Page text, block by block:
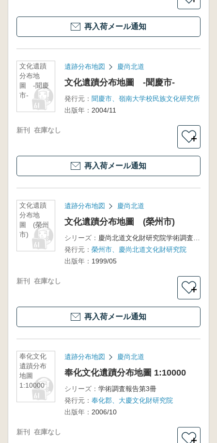
再入荷メール通知
文化遺蹟
分布地
圖 -聞慶
市-
遺跡分布地図 慶尚北道
文化遺蹟分布地圖 -聞慶市-
発行元： 聞慶市、嶺南大学校民族文化研究所
出版年： 2004/11
新刊 在庫なし
＋
再入荷メール通知
文化遺蹟
分布地
圖 (榮州
市)
遺跡分布地図 慶尚北道
文化遺蹟分布地圖 (榮州市)
シリーズ：
発行元： 榮州市、慶尚北道文化財研究院
出版年： 1999/05
新刊 在庫なし
＋
再入荷メール通知
奉化文化
遺蹟分布
地圖
1:10000
遺跡分布地図 慶尚北道
奉化文化遺蹟分布地圖 1:10000
シリーズ： 学術調査報告第3冊
発行元： 奉化郡、大慶文化財研究院
出版年： 2006/10
新刊 在庫なし
＋